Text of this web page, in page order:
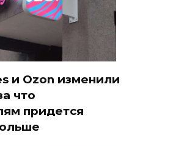
и Ozon изменили
что
придется